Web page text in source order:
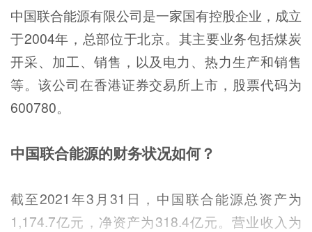
中国联合能源有限公司是一家国有控股企业，成立
于2004年，总部位于北京。其主要业务包括煤炭
开采、加工、销售，以及电力、热力生产和销售
等。该公司在香港证券交易所上市，股票代码为
600780。
中国联合能源的财务状况如何？
截至2021年3月31日，中国联合能源总资产为
1,174.7亿元，净资产为318.4亿元。营业收入为